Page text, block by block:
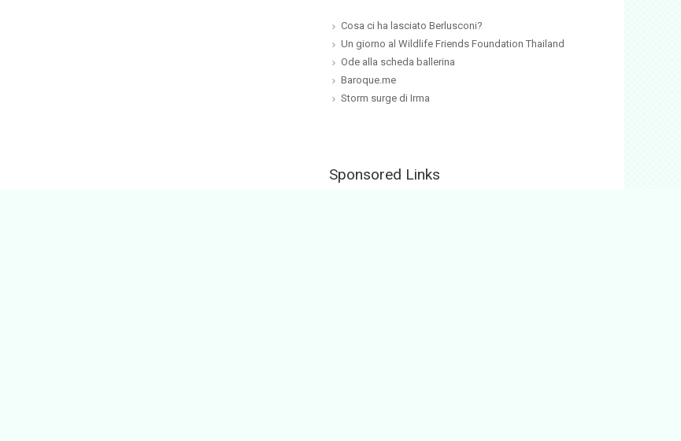
Cosa ci ha lasciato Berlusconi?
Un giorno al Wildlife Friends Foundation Thailand
Ode alla scheda ballerina
Baroque.me
Storm surge di Irma
Sponsored Links